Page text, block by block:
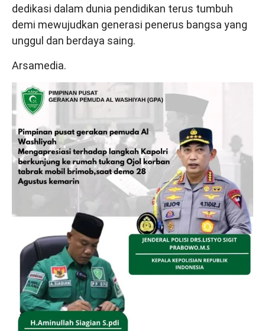
dedikasi dalam dunia pendidikan terus tumbuh
demi mewujudkan generasi penerus bangsa yang
unggul dan berdaya saing.
Arsamedia.